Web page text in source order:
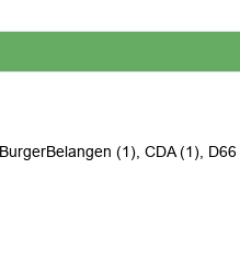
(1), CDA (1),